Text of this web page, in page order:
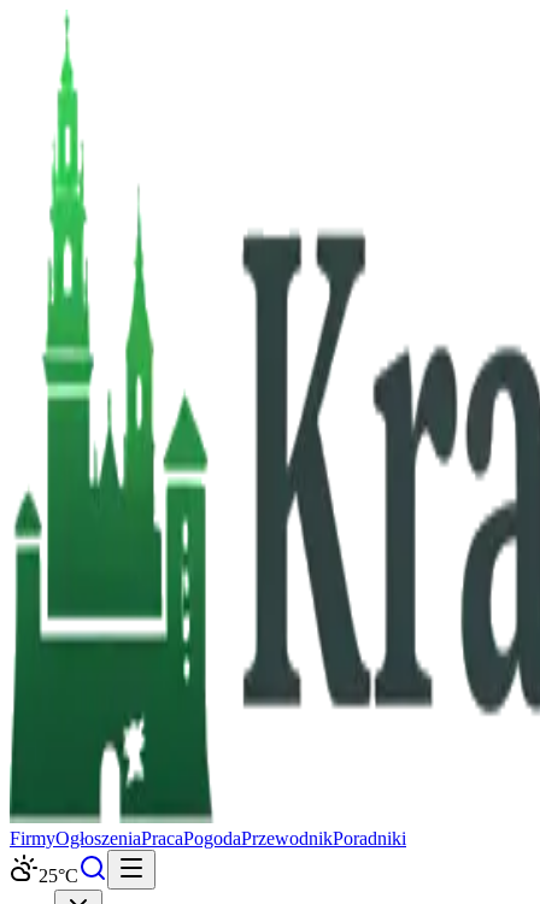
FirmyOgłoszeniaPracaPogodaPrzewodnikPoradniki
25°C